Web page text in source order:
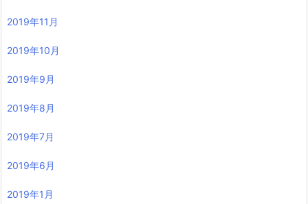
2019年11月
2019年10月
2019年9月
2019年8月
2019年7月
2019年6月
2019年1月